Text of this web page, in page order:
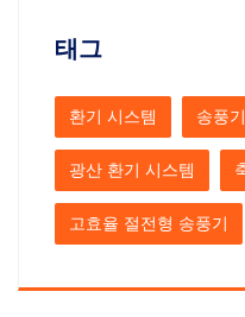
태그
환기 시스템 송풍
광산 환기 시스템
고효율 절전형 송풍기